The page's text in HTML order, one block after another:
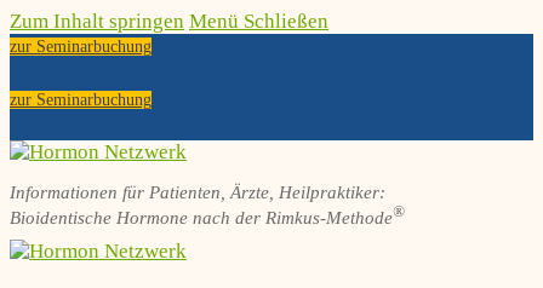
Zum Inhalt springen Menü Schließen
zur Seminarbuchung
zur Seminarbuchung
Informationen für Patienten, Ärzte, Heilpraktiker:
Bioidentische Hormone nach der Rimkus-Methode®